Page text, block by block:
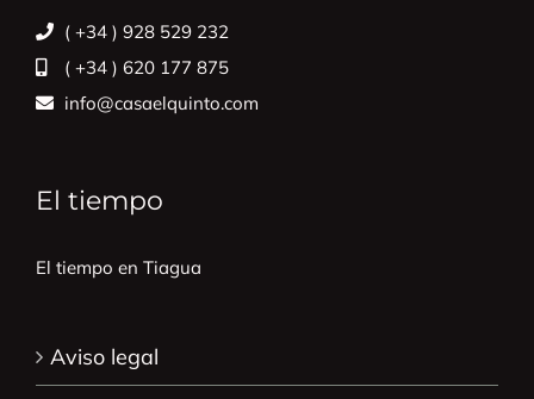
( +34 ) 928 529 232
( +34 ) 620 177 875
info@casaelquinto.com
El tiempo
El tiempo en Tiagua
Aviso legal